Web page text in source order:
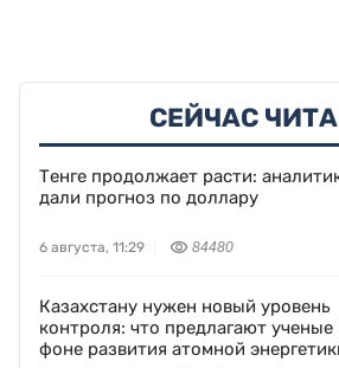
СЕЙЧАС
Тенге продолжает расти:
дали прогноз по доллару
6 августа, 11:29 84480
Казахстану нужен новый уровень
контроля: что предлагают ученые
фоне развития атомной